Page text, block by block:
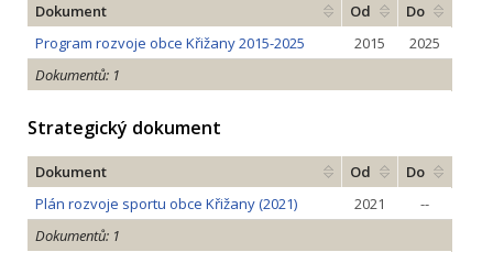
Dokument Od
Do
Program rozvoje obce Křižany 2015-2025
2015
2025
Dokumentů: 1
Strategický dokument
Dokument Od
Do
Plán rozvoje sportu obce Křižany (2021)
2021
--
Dokumentů: 1